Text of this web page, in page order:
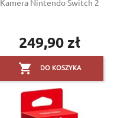
Kamera Nintendo Switch 2
Cena
249,90 zł
 DO KOSZYKA